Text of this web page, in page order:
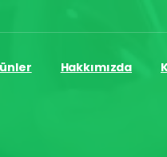
Hakkımızda